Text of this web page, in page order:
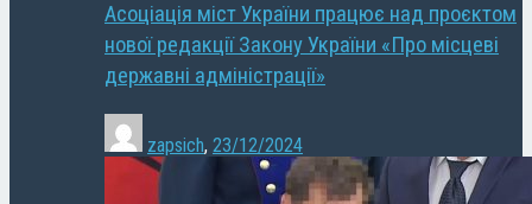
Асоціація міст України працює над проєктом
нової редакції Закону України «Про місцеві
державні адміністрації»
zapsich, 23/12/2024